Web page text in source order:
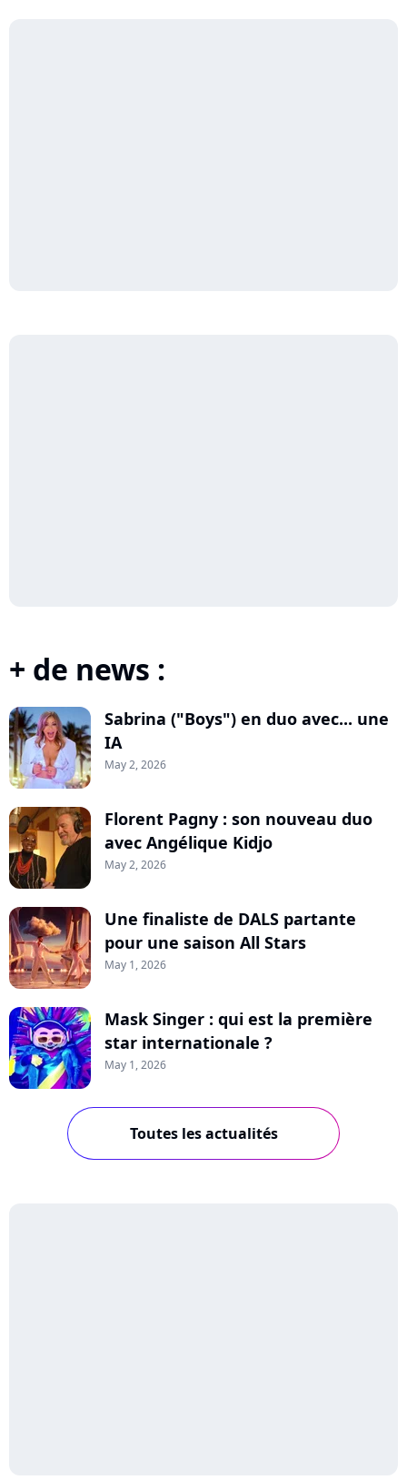
+ de news :
Sabrina ("Boys") en duo avec... une
IA
May 2, 2026
Florent Pagny : son nouveau duo
avec Angélique Kidjo
May 2, 2026
Une finaliste de DALS partante
pour une saison All Stars
May 1, 2026
Mask Singer : qui est la première
star internationale ?
May 1, 2026
Toutes les actualités